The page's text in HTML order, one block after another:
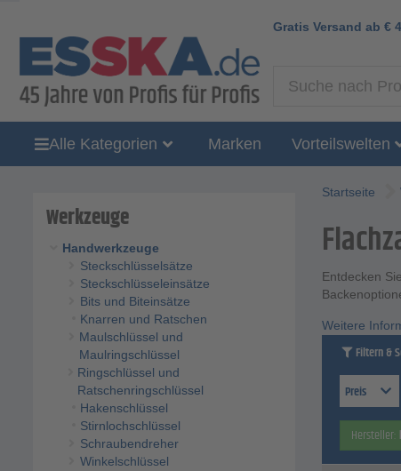
Gratis Versand ab €
Alle Kategorien Marken Vorteilswelten
Werkzeuge
Handwerkzeuge
Steckschlüsselsätze
Steckschlüsseleinsätze
Bits und Biteinsätze
Knarren und Ratschen
Maulschlüssel und
Maulringschlüssel
Ringschlüssel und
Ratschenringschlüssel
Hakenschlüssel
Stirnlochschlüssel
Schraubendreher
Winkelschlüssel
Startseite
Entdecken
Weitere
Filtern &
Preis
Hersteller: